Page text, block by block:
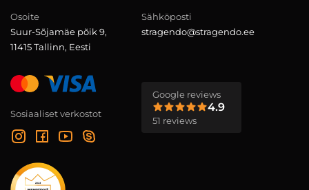
Osoite
Suur-Sõjamäe põik 9,
11415 Tallinn, Eesti
Sähköposti
stragendo@stragendo.ee
Sosiaaliset verkostot
Google reviews
4.9
51 reviews